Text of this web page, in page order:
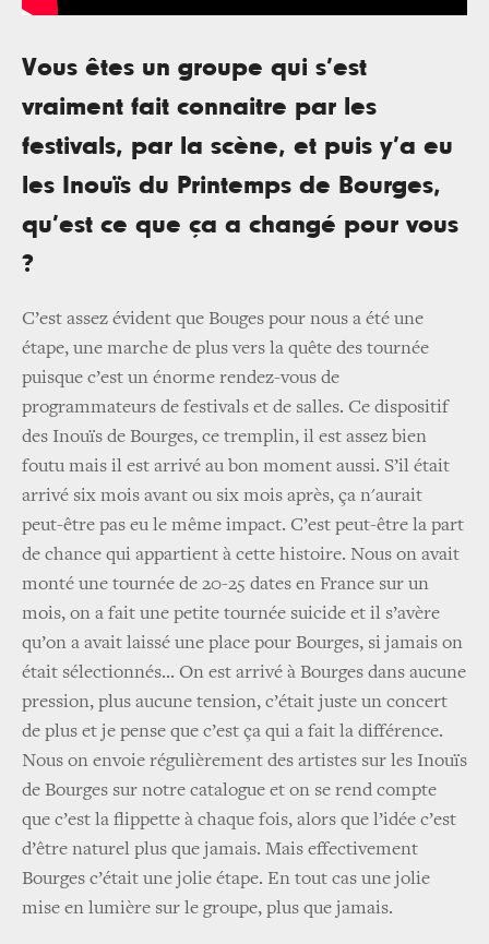
Vous êtes un groupe qui s’est
vraiment fait connaitre par les
festivals, par la scène, et puis y’a eu
les Inouïs du Printemps de Bourges,
qu’est ce que ça a changé pour vous
?
C’est assez évident que Bouges pour nous a été une
étape, une marche de plus vers la quête des tournée
puisque c’est un énorme rendez-vous de
programmateurs de festivals et de salles. Ce dispositif
des Inouïs de Bourges, ce tremplin, il est assez bien
foutu mais il est arrivé au bon moment aussi. S’il était
arrivé six mois avant ou six mois après, ça n'aurait
peut-être pas eu le même impact. C’est peut-être la part
de chance qui appartient à cette histoire. Nous on avait
monté une tournée de 20-25 dates en France sur un
mois, on a fait une petite tournée suicide et il s’avère
qu’on a avait laissé une place pour Bourges, si jamais on
était sélectionnés... On est arrivé à Bourges dans aucune
pression, plus aucune tension, c’était juste un concert
de plus et je pense que c’est ça qui a fait la différence.
Nous on envoie régulièrement des artistes sur les Inouïs
de Bourges sur notre catalogue et on se rend compte
que c’est la flippette à chaque fois, alors que l’idée c’est
d’être naturel plus que jamais. Mais effectivement
Bourges c’était une jolie étape. En tout cas une jolie
mise en lumière sur le groupe, plus que jamais.